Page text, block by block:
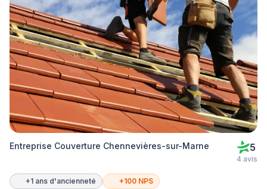
Entreprise Couverture Chennevières-sur-Marne 5
4 avis
+1 ans d'ancienneté +100 NPS